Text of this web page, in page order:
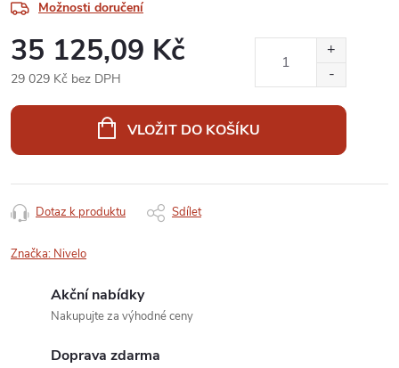
Možnosti doručení
35 125,09 Kč
29 029 Kč bez DPH
VLOŽIT DO KOŠÍKU
Dotaz k produktu Sdílet
Značka: Nivelo
Akční nabídky
Nakupujte za výhodné ceny
Doprava zdarma